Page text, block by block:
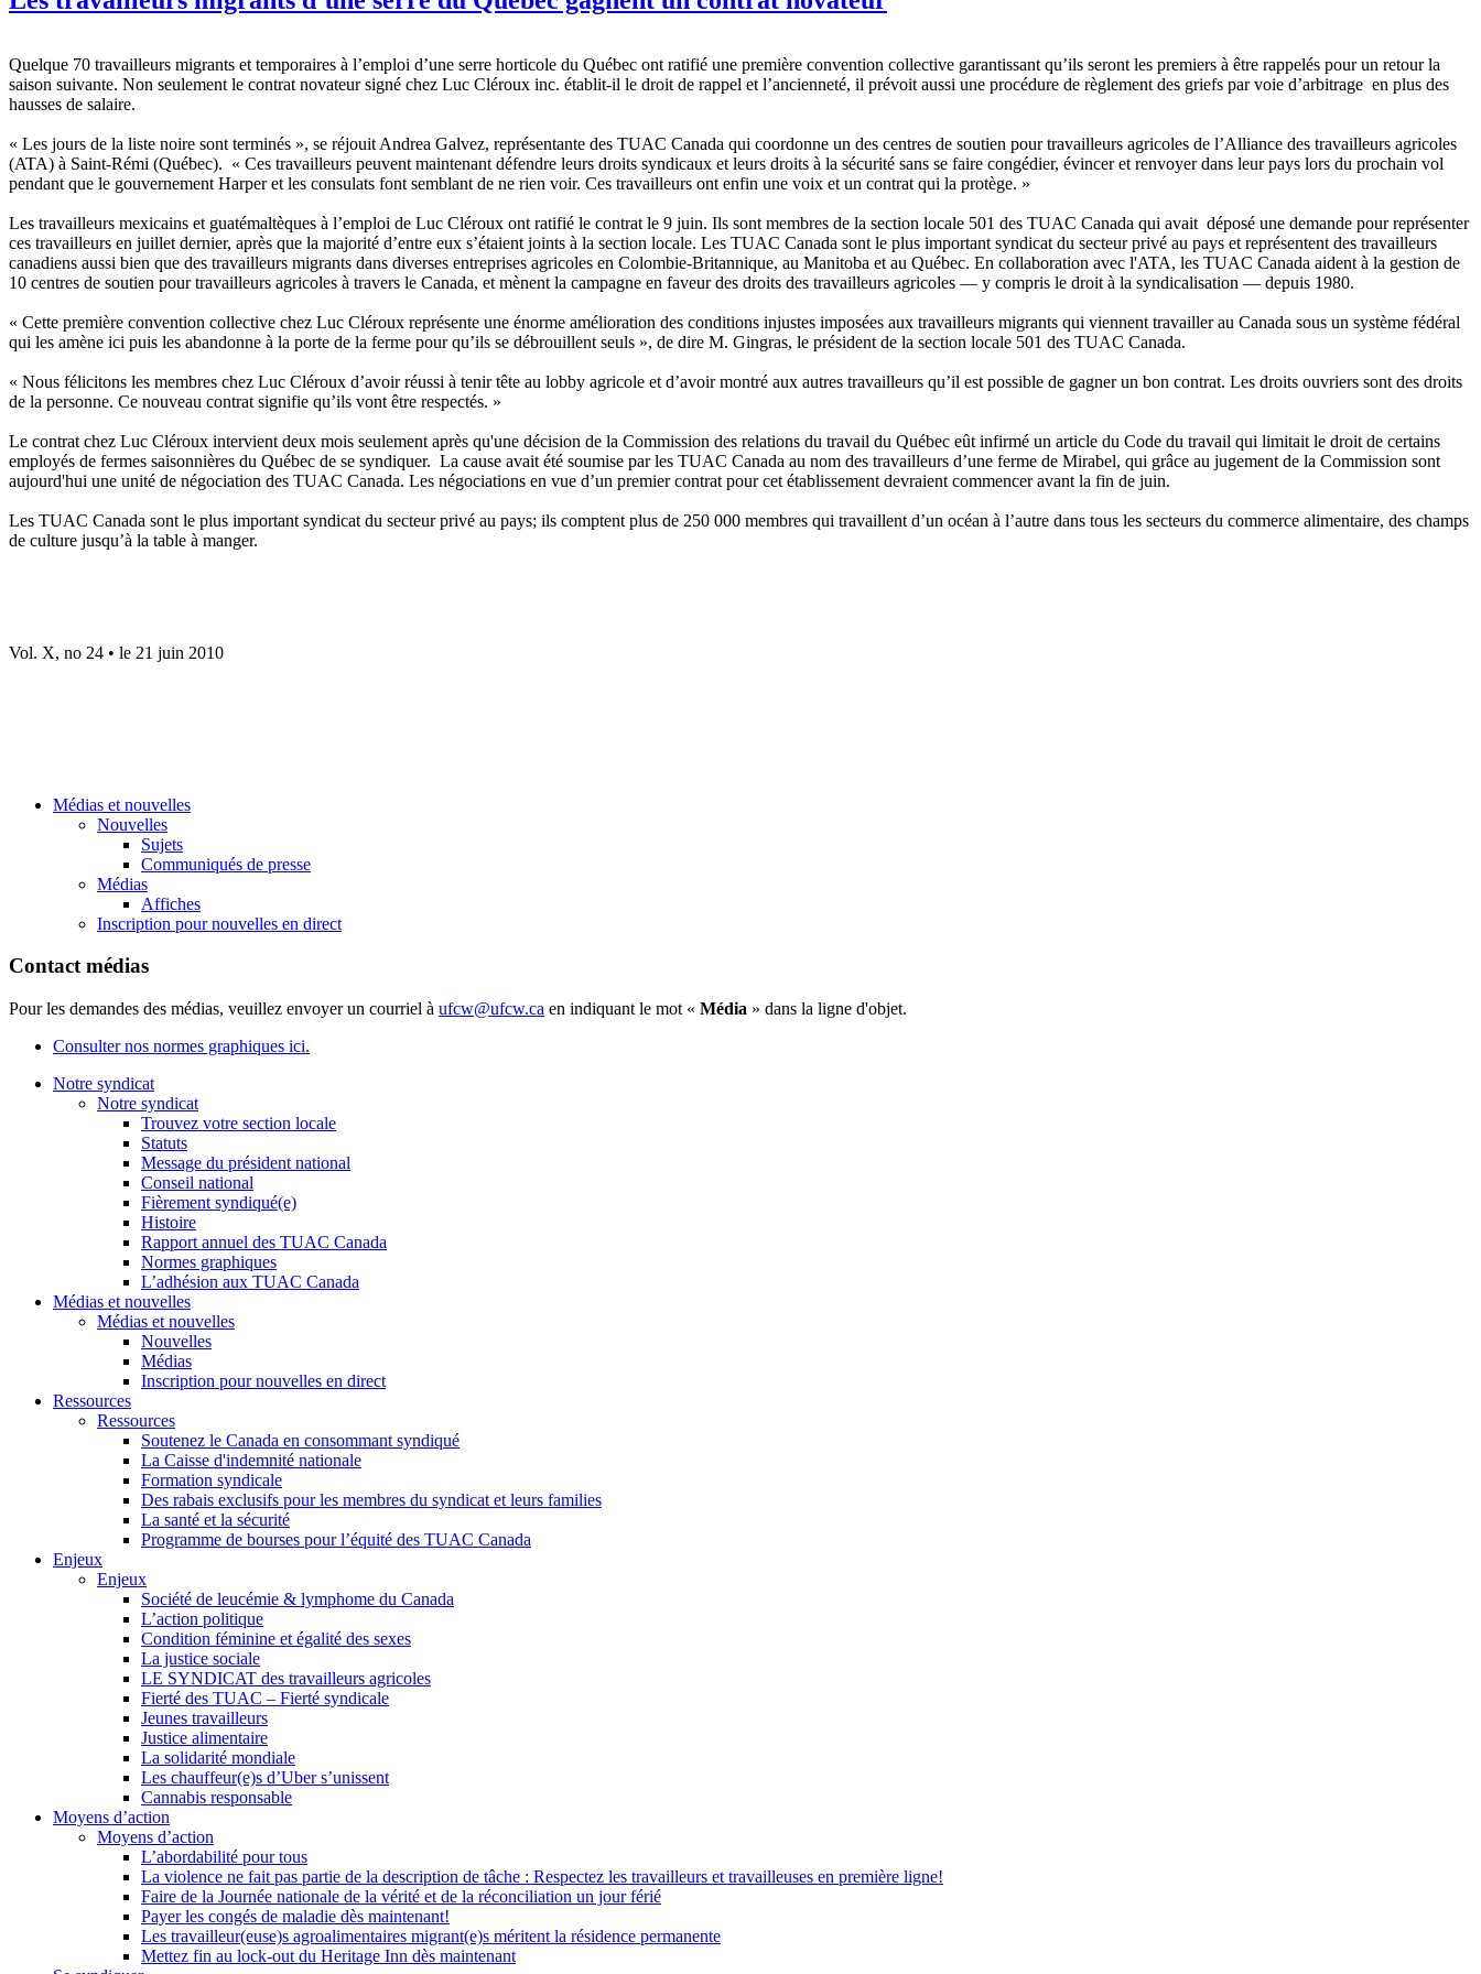
Quelque 70 travailleurs migrants et temporaires à l’emploi d’une serre horticole du Québec ont ratifié une première convention collective garantissant qu’ils seront les premiers à être rappelés pour un retour la
saison suivante. Non seulement le contrat novateur signé chez Luc Cléroux inc. établit-il le droit de rappel et l’ancienneté, il prévoit aussi une procédure de règlement des griefs par voie d’arbitrage en plus des
hausses de salaire.
« Les jours de la liste noire sont terminés », se réjouit Andrea Galvez, représentante des TUAC Canada qui coordonne un des centres de soutien pour travailleurs agricoles de l’Alliance des travailleurs agricoles
(ATA) à Saint-Rémi (Québec). « Ces travailleurs peuvent maintenant défendre leurs droits syndicaux et leurs droits à la sécurité sans se faire congédier, évincer et renvoyer dans leur pays lors du prochain vol
pendant que le gouvernement Harper et les consulats font semblant de ne rien voir. Ces travailleurs ont enfin une voix et un contrat qui la protège. »
Les travailleurs mexicains et guatémaltèques à l’emploi de Luc Cléroux ont ratifié le contrat le 9 juin. Ils sont membres de la section locale 501 des TUAC Canada qui avait déposé une demande pour représenter
ces travailleurs en juillet dernier, après que la majorité d’entre eux s’étaient joints à la section locale. Les TUAC Canada sont le plus important syndicat du secteur privé au pays et représentent des travailleurs
canadiens aussi bien que des travailleurs migrants dans diverses entreprises agricoles en Colombie-Britannique, au Manitoba et au Québec. En collaboration avec l'ATA, les TUAC Canada aident à la gestion de
10 centres de soutien pour travailleurs agricoles à travers le Canada, et mènent la campagne en faveur des droits des travailleurs agricoles — y compris le droit à la syndicalisation — depuis 1980.
« Cette première convention collective chez Luc Cléroux représente une énorme amélioration des conditions injustes imposées aux travailleurs migrants qui viennent travailler au Canada sous un système fédéral
qui les amène ici puis les abandonne à la porte de la ferme pour qu’ils se débrouillent seuls », de dire M. Gingras, le président de la section locale 501 des TUAC Canada.
« Nous félicitons les membres chez Luc Cléroux d’avoir réussi à tenir tête au lobby agricole et d’avoir montré aux autres travailleurs qu’il est possible de gagner un bon contrat. Les droits ouvriers sont des droits
de la personne. Ce nouveau contrat signifie qu’ils vont être respectés. »
Le contrat chez Luc Cléroux intervient deux mois seulement après qu'une décision de la Commission des relations du travail du Québec eût infirmé un article du Code du travail qui limitait le droit de certains
employés de fermes saisonnières du Québec de se syndiquer. La cause avait été soumise par les TUAC Canada au nom des travailleurs d’une ferme de Mirabel, qui grâce au jugement de la Commission sont
aujourd'hui une unité de négociation des TUAC Canada. Les négociations en vue d’un premier contrat pour cet établissement devraient commencer avant la fin de juin.
Les TUAC Canada sont le plus important syndicat du secteur privé au pays; ils comptent plus de 250 000 membres qui travaillent d’un océan à l’autre dans tous les secteurs du commerce alimentaire, des champs
de culture jusqu’à la table à manger.
Vol. X, no 24 • le 21 juin 2010
Médias et nouvelles
Nouvelles
Sujets
Communiqués de presse
Médias
Affiches
Inscription pour nouvelles en direct
Contact médias
Pour les demandes des médias, veuillez envoyer un courriel à ufcw@ufcw.ca en indiquant le mot « Média » dans la ligne d'objet.
Consulter nos normes graphiques ici.
Notre syndicat
Notre syndicat
Trouvez votre section locale
Statuts
Message du président national
Conseil national
Fièrement syndiqué(e)
Histoire
Rapport annuel des TUAC Canada
Normes graphiques
L’adhésion aux TUAC Canada
Médias et nouvelles
Médias et nouvelles
Nouvelles
Médias
Inscription pour nouvelles en direct
Ressources
Ressources
Soutenez le Canada en consommant syndiqué
La Caisse d'indemnité nationale
Formation syndicale
Des rabais exclusifs pour les membres du syndicat et leurs families
La santé et la sécurité
Programme de bourses pour l’équité des TUAC Canada
Enjeux
Enjeux
Société de leucémie & lymphome du Canada
L’action politique
Condition féminine et égalité des sexes
La justice sociale
LE SYNDICAT des travailleurs agricoles
Fierté des TUAC – Fierté syndicale
Jeunes travailleurs
Justice alimentaire
La solidarité mondiale
Les chauffeur(e)s d’Uber s’unissent
Cannabis responsable
Moyens d’action
Moyens d’action
L’abordabilité pour tous
La violence ne fait pas partie de la description de tâche : Respectez les travailleurs et travailleuses en première ligne!
Faire de la Journée nationale de la vérité et de la réconciliation un jour férié
Payer les congés de maladie dès maintenant!
Les travailleur(euse)s agroalimentaires migrant(e)s méritent la résidence permanente
Mettez fin au lock-out du Heritage Inn dès maintenant